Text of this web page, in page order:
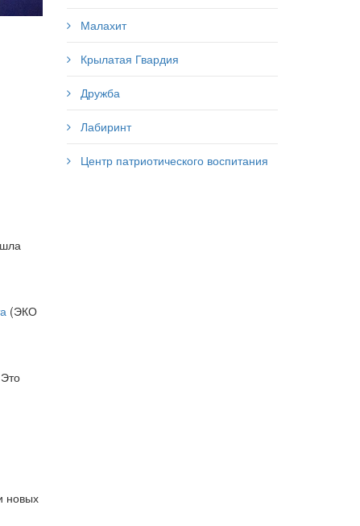
(ЭКО
новых
Малахит
Крылатая Гвардия
Дружба
Лабиринт
Центр патриотического воспитания